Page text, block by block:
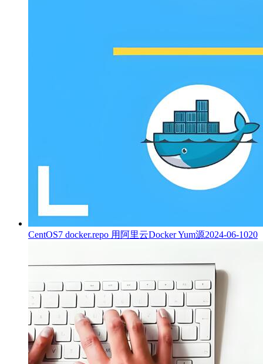
CentOS7 docker.repo 用阿里云Docker Yum源2024-06-1020